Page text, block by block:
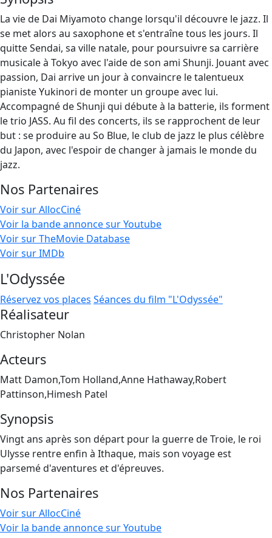
La vie de Dai Miyamoto change lorsqu'il découvre le jazz. Il
se met alors au saxophone et s'entraîne tous les jours. Il
quitte Sendai, sa ville natale, pour poursuivre sa carrière
musicale à Tokyo avec l'aide de son ami Shunji. Jouant avec
passion, Dai arrive un jour à convaincre le talentueux
pianiste Yukinori de monter un groupe avec lui.
Accompagné de Shunji qui débute à la batterie, ils forment
le trio JASS. Au fil des concerts, ils se rapprochent de leur
but : se produire au So Blue, le club de jazz le plus célèbre
du Japon, avec l'espoir de changer à jamais le monde du
jazz.
Nos Partenaires
Voir sur AllocCiné
Voir la bande annonce sur Youtube
Voir sur TheMovie Database
Voir sur IMDb
L'Odyssée
Réservez vos places Séances du film "L'Odyssée"
Réalisateur
Christopher Nolan
Acteurs
Matt Damon,Tom Holland,Anne Hathaway,Robert
Pattinson,Himesh Patel
Synopsis
Vingt ans après son départ pour la guerre de Troie, le roi
Ulysse rentre enfin à Ithaque, mais son voyage est
parsemé d'aventures et d'épreuves.
Nos Partenaires
Voir sur AllocCiné
Voir la bande annonce sur Youtube